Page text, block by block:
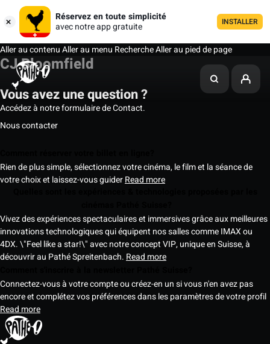
Réservez en toute simplicité
avec notre app gratuite
INSTALLER
Aller au contenuAller au menu RechercheAller au pied de page
CJ Bloomfield
Vous avez une question ?
Accédez à notre formulaire de Contact.
Nous contacter
Rien de plus simple, sélectionnez votre cinéma, le film et la séance de
votre choix et laissez-vous guiderRead more
Vivez des expériences spectaculaires et immersives grâce aux meilleures
innovations technologiques qui équipent nos salles comme IMAX ou
4DX. \"Feel like a star!\" avec notre concept VIP, unique en Suisse, à
découvrir au Pathé Spreitenbach. Read more
Connectez-vous à votre compte ou créez-en un si vous n'en avez pas
encore et complétez vos préférences dans les paramètres de votre profil
Read more